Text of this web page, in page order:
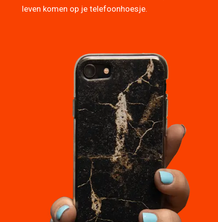
leven komen op je telefoonhoesje.